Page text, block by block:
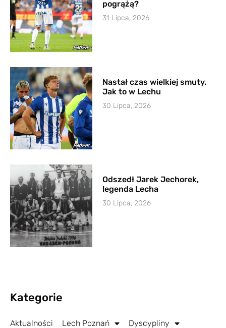
pogrążą?
31 Lipca, 2026
Nastał czas wielkiej smuty.
Jak to w Lechu
30 Lipca, 2026
Odszedł Jarek Jechorek,
legenda Lecha
30 Lipca, 2026
Kategorie
Aktualności Lech Poznań Dyscypliny